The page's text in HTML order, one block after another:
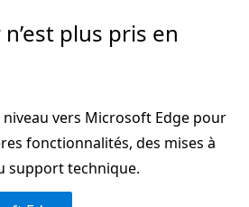
plus pris en
niveau vers Microsoft Edge pour
fonctionnalités, des mises à
support technique.